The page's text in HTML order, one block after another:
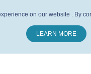
on our website . By
LEARN MORE